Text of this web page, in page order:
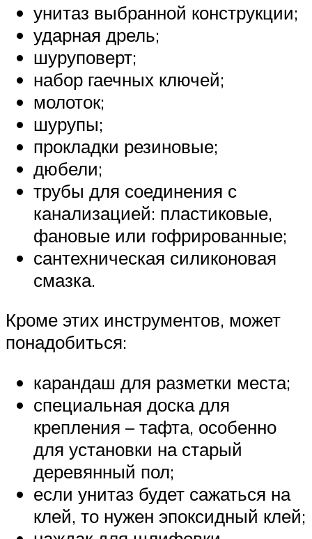
унитаз выбранной конструкции;
ударная дрель;
шуруповерт;
набор гаечных ключей;
молоток;
шурупы;
прокладки резиновые;
дюбели;
трубы для соединения с
канализацией: пластиковые,
фановые или гофрированные;
сантехническая силиконовая
смазка.
Кроме этих инструментов, может
понадобиться:
карандаш для разметки места;
специальная доска для
крепления – тафта, особенно
для установки на старый
деревянный пол;
если унитаз будет сажаться на
клей, то нужен эпоксидный клей;